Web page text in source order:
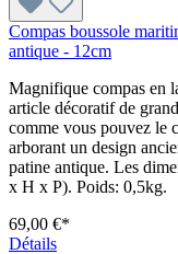
Compas boussole
antique - 12cm
Magnifique compas en
article décoratif de
comme vous pouvez le
arborant un design
patine antique. Les
x H x P). Poids: 0,5kg.
69,00 €*
Détails